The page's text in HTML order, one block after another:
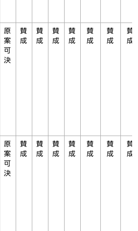
原
案
可
決
賛
成
賛
成
賛
成
賛
成
賛
成
賛
成
賛
成
原
案
可
決
賛
成
賛
成
賛
成
賛
成
賛
成
賛
成
賛
成